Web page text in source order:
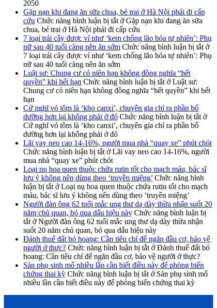
2050
Gặp nạn khi đang ăn sữa chua, bé trai ở Hà Nội phải đi cấp
cứu Chức năng bình luận bị tắt ở Gặp nạn khi đang ăn sữa
chua, bé trai ở Hà Nội phải đi cấp cứu
7 loại trái cây được ví như ‘kem chống lão hóa tự nhiên’: Phụ
nữ sau 40 tuổi càng nên ăn sớm Chức năng bình luận bị tắt ở
7 loại trái cây được ví như ‘kem chống lão hóa tự nhiên’: Phụ
nữ sau 40 tuổi càng nên ăn sớm
Luật sư: Chung cư có niên hạn không đồng nghĩa “hết
quyền” khi hết hạn Chức năng bình luận bị tắt ở Luật sư:
Chung cư có niên hạn không đồng nghĩa “hết quyền” khi hết
hạn
Cứ nghĩ vỏ tôm là ‘kho canxi’, chuyên gia chỉ ra phần bổ
dưỡng hơn lại không phải ở đó Chức năng bình luận bị tắt ở
Cứ nghĩ vỏ tôm là ‘kho canxi’, chuyên gia chỉ ra phần bổ
dưỡng hơn lại không phải ở đó
Lãi vay neo cao 14-16%, người mua nhà “quay xe” phút chót
Chức năng bình luận bị tắt ở Lãi vay neo cao 14-16%, người
mua nhà “quay xe” phút chót
Loại nụ hoa quen thuộc chứa rutin tốt cho mạch máu, bác sĩ
lưu ý không nên dùng theo ‘truyền miệng’ Chức năng bình
luận bị tắt ở Loại nụ hoa quen thuộc chứa rutin tốt cho mạch
máu, bác sĩ lưu ý không nên dùng theo ‘truyền miệng’
Người đàn ông 62 tuổi mắc ung thư dạ dày thừa nhận suốt 20
năm chủ quan, bỏ qua dấu hiệu này Chức năng bình luận bị
tắt ở Người đàn ông 62 tuổi mắc ung thư dạ dày thừa nhận
suốt 20 năm chủ quan, bỏ qua dấu hiệu này
Đánh thuế đất bỏ hoang: Cần tiêu chí để ngăn đầu cơ, bảo vệ
người ở thực? Chức năng bình luận bị tắt ở Đánh thuế đất bỏ
hoang: Cần tiêu chí để ngăn đầu cơ, bảo vệ người ở thực?
Sản phụ sinh mổ nhiều lần cần biết điều này để phòng biến
chứng thai kỳ Chức năng bình luận bị tắt ở Sản phụ sinh mổ
nhiều lần cần biết điều này để phòng biến chứng thai kỳ